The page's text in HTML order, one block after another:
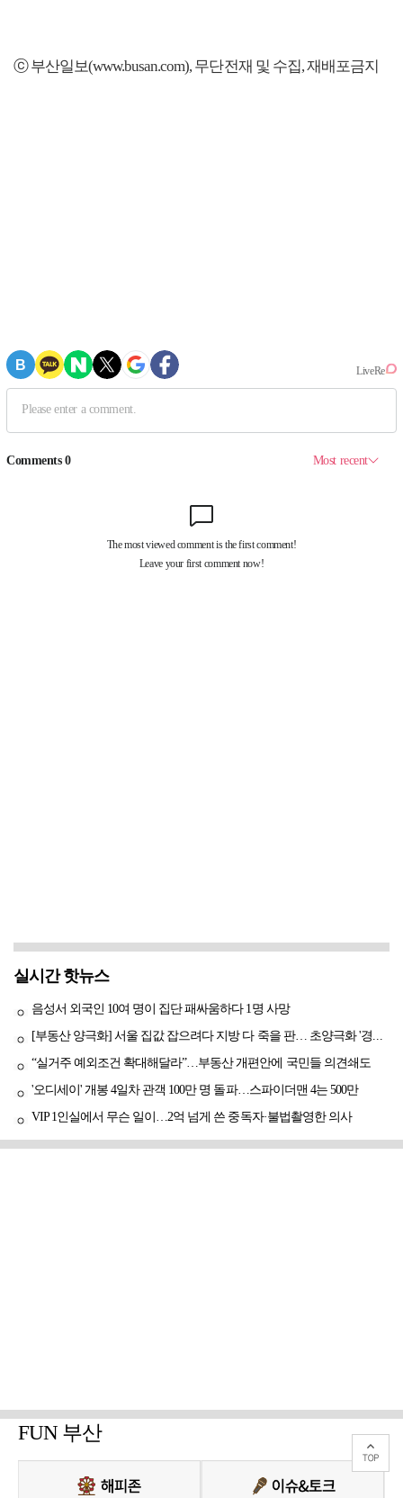
ⓒ 부산일보(www.busan.com), 무단전재 및 수집, 재배포금지
실시간 핫뉴스
음성서 외국인 10여 명이 집단 패싸움하다 1명 사망
[부동산 양극화] 서울 집값 잡으려다 지방 다 죽을 판… 초양극화 '경고등'
“실거주 예외조건 확대해달라”…부동산 개편안에 국민들 의견쇄도
'오디세이' 개봉 4일차 관객 100만 명 돌파…스파이더맨 4는 500만
VIP 1인실에서 무슨 일이…2억 넘게 쓴 중독자·불법촬영한 의사
FUN 부산